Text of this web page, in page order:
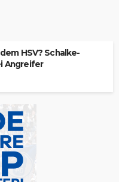
HSV? Schalke-
Angreifer